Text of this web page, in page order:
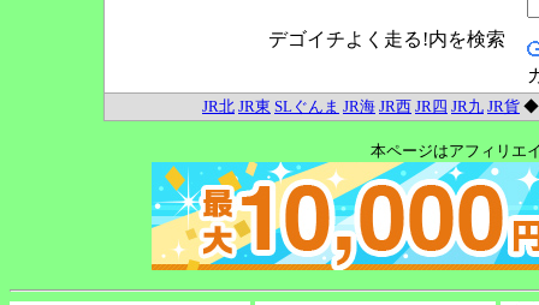
デゴイチよく走る!内を検索
JR北 JR東 SLぐんま JR海 JR西 JR四 JR九 JR貨
本ページはアフィリエ